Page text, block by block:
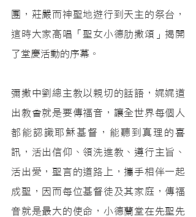
團，莊嚴而神聖地遊行到天主的祭台，
這時大家高唱「聖女小德肋撒頌」揭開
了堂慶活動的序幕。
彌撒中劉總主教以親切的話語，娓娓道
出教會就是要傳福音，讓全世界每個人
都能認識耶穌基督，能聽到真理的喜
訊，活出信仰、領洗進教、遵行主旨、
活出愛，聖言的道路上，攜手相伴一起
成聖，因而每位基督徒及其家庭，傳福
音就是最大的使命，小德蘭堂在先聖先